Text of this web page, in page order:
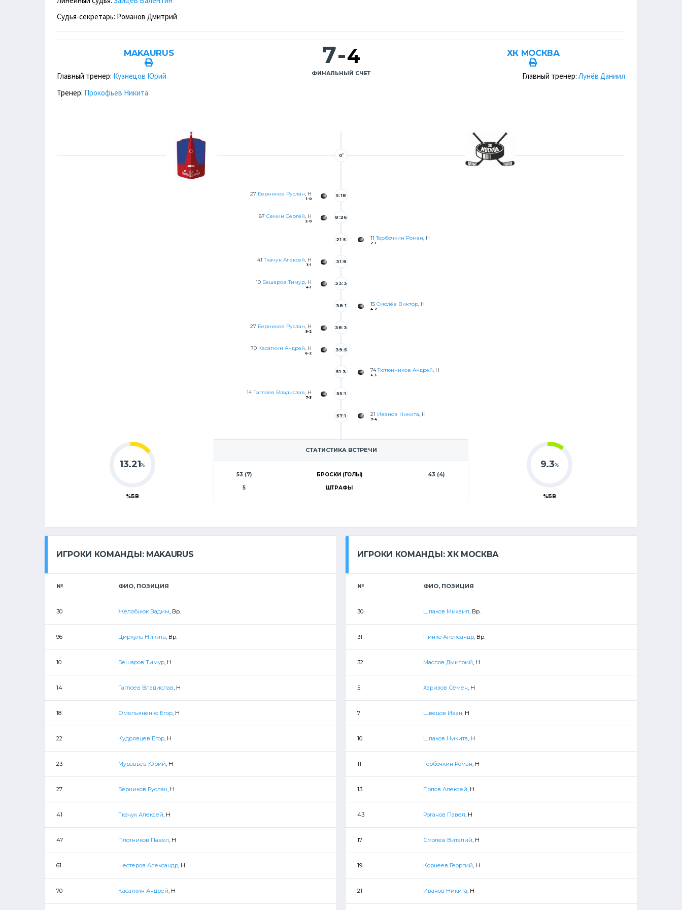
Судья-секретарь: Романов Дмитрий
MAKAURUS
Главный тренер: Кузнецов Юрий
Тренер: Прокофьев Никита
7-4
ФИНАЛЬНЫЙ СЧЕТ
ХК МОСКВА
Главный тренер: Лунёв Даниил
0’
27 Берников Руслан, Н
1-0
5:18
87 Семин Сергей, Н
2-0
8:26
11Торбочкин Роман, Н
2-1
21:5
41Ткачук Алексей, Н
3-1
31:8
10 Бешаров Тимур, Н
4-1
33:3
15 Смолёв Виктор, Н
4-2
38:1
27 Берников Руслан , Н
5-2
38:3
70 Касаткин Андрей, Н
6-2
39:5
74Тютюнников Андрей, Н
6-3
51:3
14 Гаглоев Владислав, Н
7-3
55:1
21 Иванов Никита, Н
7-4
57:1
СТАТИСТИКА ВСТРЕЧИ
53 (7) БРОСКИ (ГОЛЫ)
43 (4)
5
ШТРАФЫ
13.21%
%БВ
9.3%
%БВ
ИГРОКИ КОМАНДЫ: MAKAURUS
№ ФИО, ПОЗИЦИЯ
30 Желобнюк Вадим, Вр.
96 Циркуль Никита, Вр.
10 Бешаров Тимур, Н
14 Гаглоев Владислав, Н
18 Омельяненко Егор, Н
22 Кудрявцев Егор, Н
23 Муравьёв Юрий, Н
27 Берников Руслан, Н
41 Ткачук Алексей, Н
47 Плотников Павел, Н
61 Нестеров Александр, Н
70 Касаткин Андрей, Н
ИГРОКИ КОМАНДЫ: ХК МОСКВА
№ ФИО, ПОЗИЦИЯ
30 Шпаков Михаил, Вр.
31 Пинко Александр, Вр.
32 Маслов Дмитрий, Н
5 Харизов Семен, Н
7 Швецов Иван, Н
10 Шпаков Никита, Н
11 Торбочкин Роман, Н
13 Попов Алексей, Н
43 Роганов Павел, Н
17 Смолёв Виталий, Н
19 Корнеев Георгий, Н
21 Иванов Никита, Н